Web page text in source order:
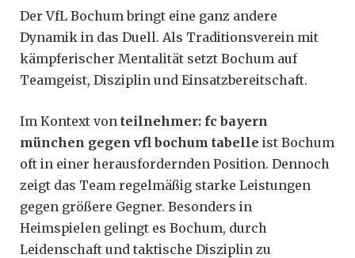
Der VfL Bochum bringt eine ganz andere
Dynamik in das Duell. Als Traditionsverein mit
kämpferischer Mentalität setzt Bochum auf
Teamgeist, Disziplin und Einsatzbereitschaft.
Im Kontext von teilnehmer: fc bayern
münchen gegen vfl bochum tabelle ist Bochum
oft in einer herausfordernden Position. Dennoch
zeigt das Team regelmäßig starke Leistungen
gegen größere Gegner. Besonders in
Heimspielen gelingt es Bochum, durch
Leidenschaft und taktische Disziplin zu